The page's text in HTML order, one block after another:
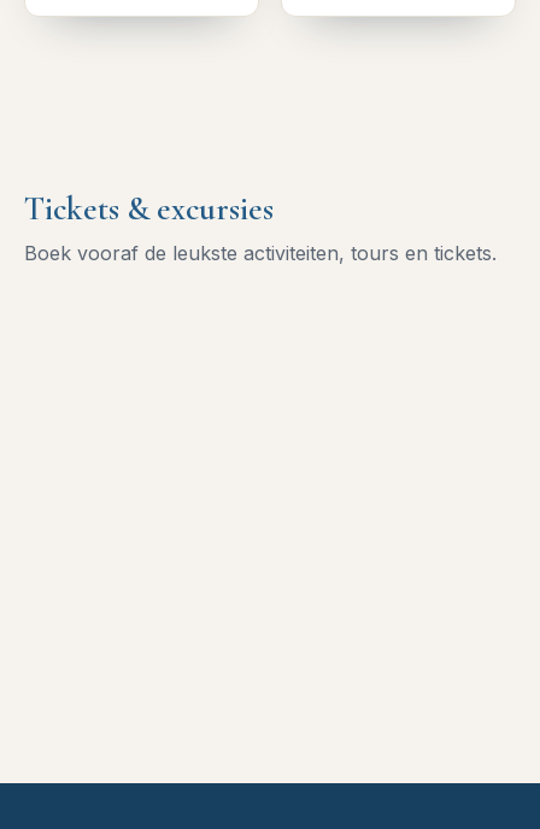
Tickets & excursies
Boek vooraf de leukste activiteiten, tours en tickets.